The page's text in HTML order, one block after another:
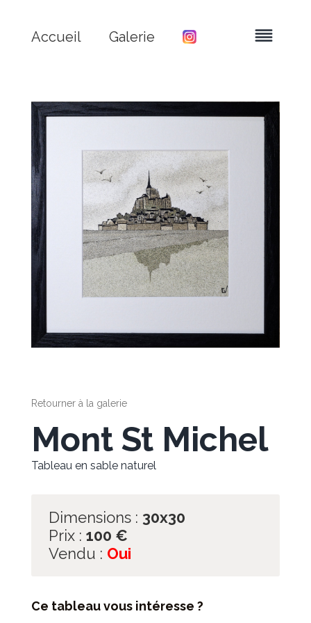
Accueil Galerie
Retourner à la galerie
Mont St Michel
Tableau en sable naturel
Dimensions : 30x30
Prix : 100 €
Vendu : Oui
Ce tableau vous intéresse ?